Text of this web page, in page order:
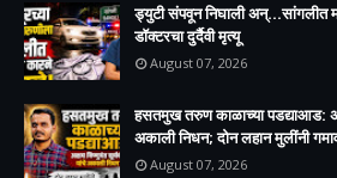
ड्युटी संपवून निघाली अन्...सांगलीत
डॉक्टरचा दुर्दैवी मृत्यू
August 07, 2026
हसतमुख तरुण काळाच्या पडद्याआड:
अकाली निधन; दोन लहान मुलींनी
August 07, 2026